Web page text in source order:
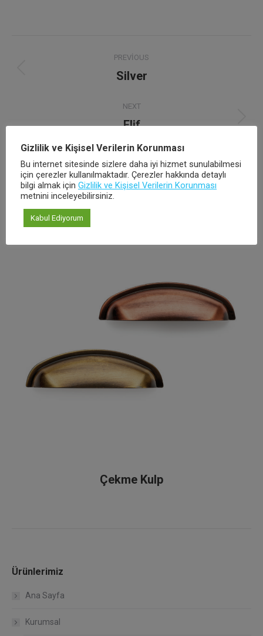
PREVIOUS
Previous
Silver
NEXT
Next
Elif
Benzer Ürünler
Çekme Kulp
Ürünlerimiz
Ana Sayfa
Kurumsal
Gizlilik ve Kişisel Verilerin Korunması
Bu internet sitesinde sizlere daha iyi hizmet sunulabilmesi
için çerezler kullanılmaktadır. Çerezler hakkında detaylı
bilgi almak için Gizlilik ve Kişisel Verilerin Korunması
metnini inceleyebilirsiniz.
Kabul Ediyorum